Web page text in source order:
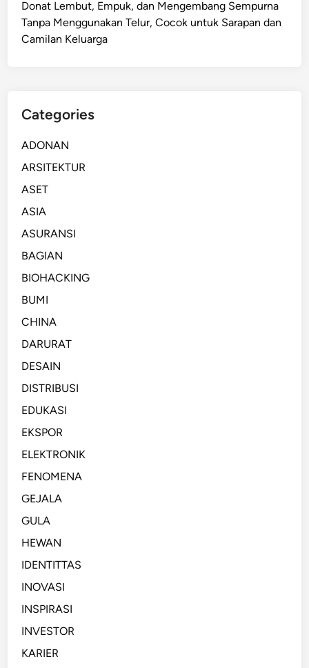
Donat Lembut, Empuk, dan Mengembang Sempurna
Tanpa Menggunakan Telur, Cocok untuk Sarapan dan
Camilan Keluarga
Categories
ADONAN
ARSITEKTUR
ASET
ASIA
ASURANSI
BAGIAN
BIOHACKING
BUMI
CHINA
DARURAT
DESAIN
DISTRIBUSI
EDUKASI
EKSPOR
ELEKTRONIK
FENOMENA
GEJALA
GULA
HEWAN
IDENTITTAS
INOVASI
INSPIRASI
INVESTOR
KARIER